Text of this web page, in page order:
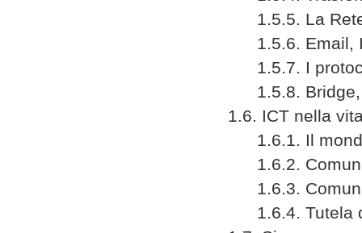
1.5.5. La Rete
1.5.6. Email,
1.5.7. I
1.5.8. Bridge,
1.6. ICT nella
1.6.1. Il
1.6.2.
1.6.3.
1.6.4. Tutela